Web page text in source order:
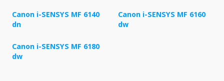
Canon i-SENSYS MF 6140
dn
Canon i-SENSYS MF 6160
dw
Canon i-SENSYS MF 6180
dw